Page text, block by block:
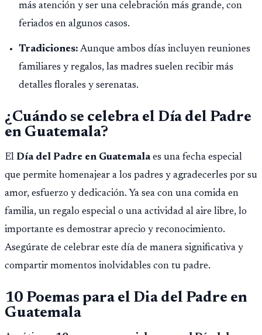
más atención y ser una celebración más grande, con
feriados en algunos casos.
Tradiciones: Aunque ambos días incluyen reuniones
familiares y regalos, las madres suelen recibir más
detalles florales y serenatas.
¿Cuándo se celebra el Día del Padre
en Guatemala?
El Día del Padre en Guatemalaes una fecha especial
que permite homenajear a los padres y agradecerles por su
amor, esfuerzo y dedicación. Ya sea con una comida en
familia, un regalo especial o una actividad al aire libre, lo
importante es demostrar aprecio y reconocimiento.
Asegúrate de celebrar este día de manera significativa y
compartir momentos inolvidables con tu padre.
10 Poemas para el Dia del Padre en
Guatemala